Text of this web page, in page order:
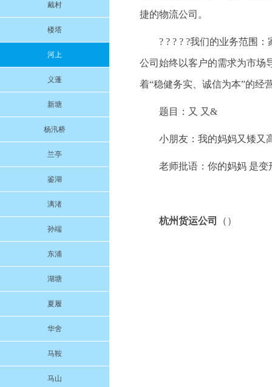
戴村
楼塔
河上
义蓬
新塘
杨汛桥
兰亭
鉴湖
漓渚
孙端
东浦
湖塘
夏履
华舍
马鞍
马山
捷的物流公司。
? ? ? ? ?我们的业务范围
公司始终以客户的需求为市场
着“稳健务实、诚信为本”的经
题目：又 又&
小朋友：我的妈妈又矮又
老师批语：你的妈妈 是变
杭州货运公司 （）